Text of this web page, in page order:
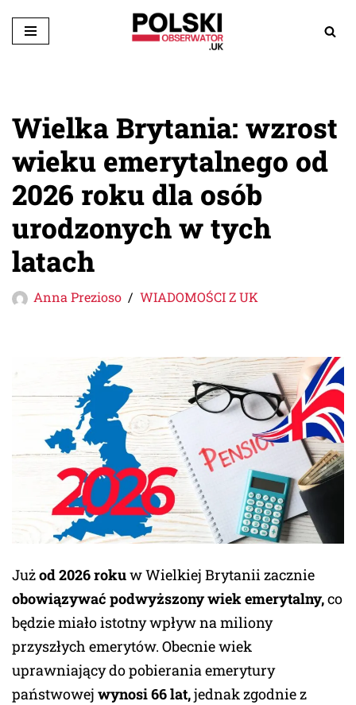
Przejdź
Wielka Brytania: wzrost
wieku emerytalnego od
2026 roku dla osób
urodzonych w tych
latach
Anna Prezioso WIADOMOŚCI Z UK
Jużod 2026 rokuw Wielkiej Brytanii zacznie
obowiązywać podwyższony wiek emerytalny,co
będzie miało istotny wpływ na miliony
przyszłych emerytów. Obecnie wiek
uprawniający do pobierania emerytury
państwowej wynosi 66 lat,jednak zgodnie z